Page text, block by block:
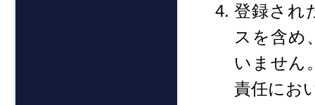
登録され
スを含め
いません
責任にお